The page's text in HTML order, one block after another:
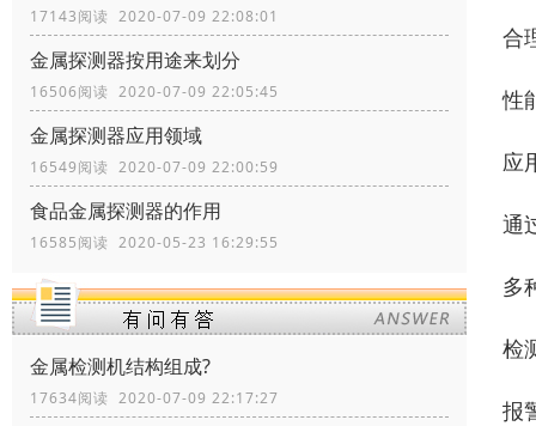
17143阅读 2020-07-09 22:08:01
金属探测器按用途来划分
16506阅读 2020-07-09 22:05:45
金属探测器应用领域
16549阅读 2020-07-09 22:00:59
食品金属探测器的作用
16585阅读 2020-05-23 16:29:55
金属检测机结构组成?
17634阅读 2020-07-09 22:17:27
合
性
应
通
多
检
报